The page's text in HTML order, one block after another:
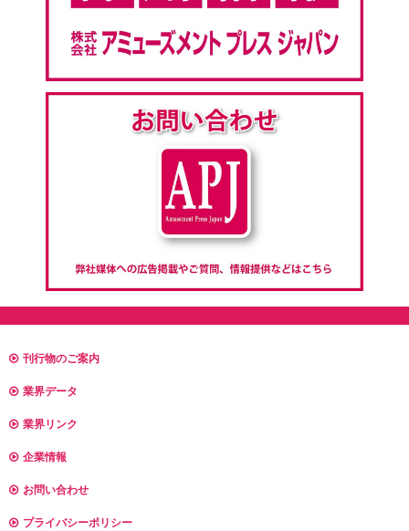
刊行物のご案内
業界データ
業界リンク
企業情報
お問い合わせ
プライバシーポリシー